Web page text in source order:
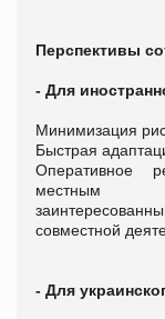
Перспективы
- Для
Минимизация
Быстрая
Оперативное
местным
совместной
- Для